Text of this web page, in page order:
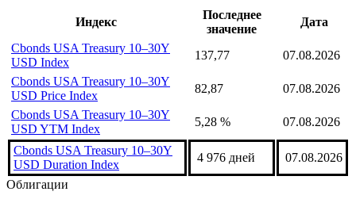
Индекс
Последнее
значение
Дата
Cbonds USA Treasury 10–30Y
USD Index
137,77
07.08.2026
Cbonds USA Treasury 10–30Y
USD Price Index
82,87
07.08.2026
Cbonds USA Treasury 10–30Y
USD YTM Index
5,28 % 07.08.2026
Cbonds USA Treasury 10–30Y
USD Duration Index
4 976 дней
07.08.2026
Облигации